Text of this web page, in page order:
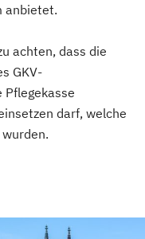
anbietet.
achten, dass die
GKV-
Pflegekasse
darf, welche